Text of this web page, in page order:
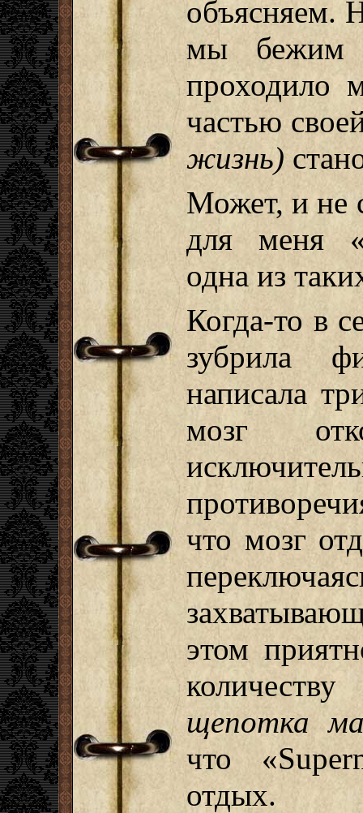
объясняем.
мы бежим
проходило
частью
жизнь)
Может, и не
для меня
одна из
Когда-то в
зубрила
написала
мозг
что мозг
этом
щепотка
что
отдых.